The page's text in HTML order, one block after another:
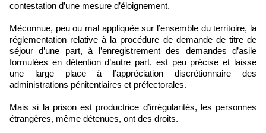
contestation d’une mesure d’éloignement.
Méconnue, peu ou mal appliquée sur l’ensemble du territoire, la
réglementation relative à la procédure de demande de titre de
séjour d’une part, à l’enregistrement des demandes d’asile
formulées en détention d’autre part, est peu précise et laisse
une large place à l’appréciation discrétionnaire des
administrations pénitentiaires et préfectorales.
Mais si la prison est productrice d’irrégularités, les personnes
étrangères, même détenues, ont des droits.